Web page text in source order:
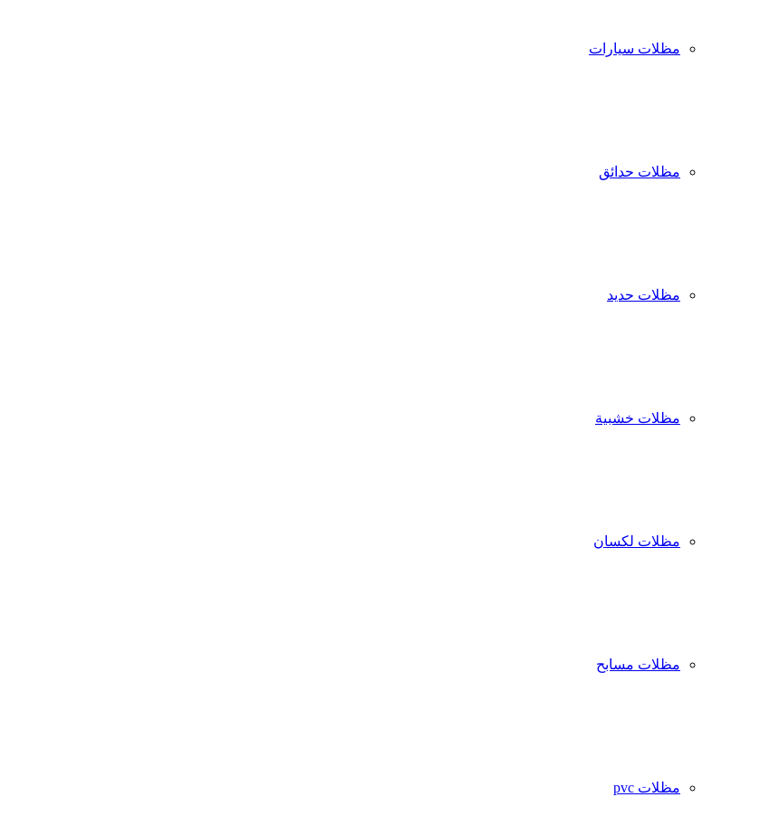
مظلات سيارات
مظلات حدائق
مظلات حديد
مظلات خشبية
مظلات لكسان
مظلات مسابح
مظلات pvc